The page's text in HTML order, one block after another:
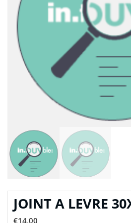
JOINT A LEVRE
€14,00